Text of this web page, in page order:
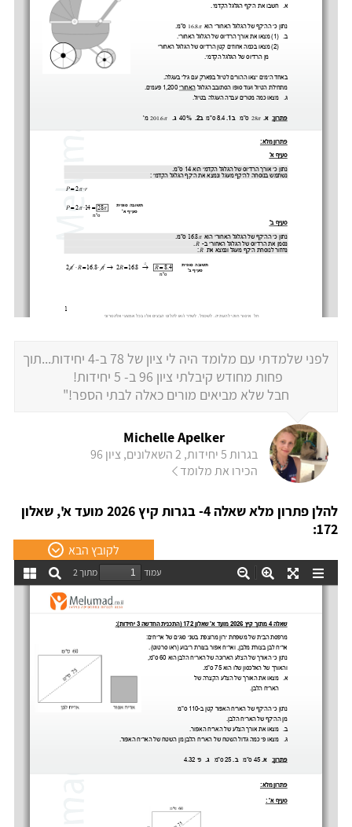
לפני שלמדתי עם מלומד היה לי ציון של 78 ב-4 יחידות...תוך
פחות מחודש קיבלתי ציון 96 ב- 5 יחידות!
חבל שלא מביאים מורים כאלה לבתי הספר!"
Michelle Apelker
בגרות 5 יחידות, 2 השאלונים, ציון 96
הכירו את מלומד
להלן פתרון מלא שאלה 4- בגרות קיץ 2026 מועד א', שאלון
172:
לקובץ הבא